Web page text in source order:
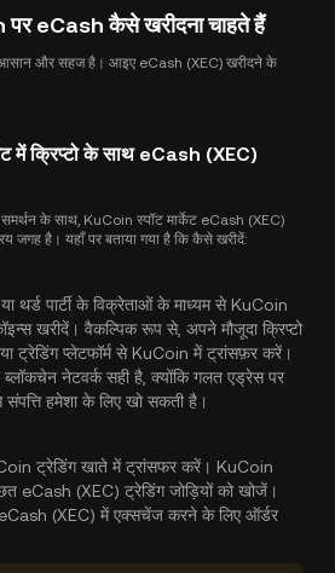
eCash कैसे खरीदना चाहते हैं
आसान और सहज है। आइए eCash (XEC) खरीदने के
में क्रिप्टो के साथ eCash (XEC)
के साथ, KuCoin स्पॉट मार्केट eCash (XEC)
जगह है। यहाँ पर बताया गया है कि कैसे खरीदें:
थर्ड पार्टी के विक्रेताओं के माध्यम से KuCoin
खरीदें। वैकल्पिक रूप से, अपने मौजूदा क्रिप्टो
ट्रेडिंग प्लेटफॉर्म से KuCoin में ट्रांसफ़र करें।
नेटवर्क सही है, क्योंकि गलत एड्रेस पर
हमेशा के लिए खो सकती है।
ट्रेडिंग खाते में ट्रांसफर करें। KuCoin
eCash (XEC) ट्रेडिंग जोड़ियों को खोजें।
eCash (XEC) में एक्सचेंज करने के लिए ऑर्डर